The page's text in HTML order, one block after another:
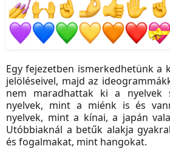
Egy fejezetben ismerkedhetünk a
jelöléseivel, majd az
nem maradhattak ki a nyelvek
nyelvek, mint a miénk is és
nyelvek, mint a kínai, a japán
Utóbbiaknál a betűk alakja
és fogalmakat, mint hangokat.